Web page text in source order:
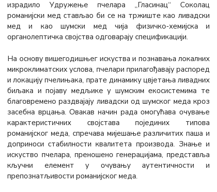
израдило Удружење пчелара „Гласинац“ Соколац
романијски мед стављао би се на тржиште као ливадски
мед и као шумски мед чија физичко-хемијска и
органолептичка својства одговарају спецификацији.
На основу вишегодишњег искуства и познавања локалних
микроклиматских услова, пчелари прилагођавају распоред
и локацију пчелињака, прате динамику цвјетања ливадних
биљака и појаву медљике у шумским екосистемима те
благовремено раздвајају ливадски од шумског меда кроз
засебна врцања. Овакав начин рада омогућава очување
карактеристичних својстава појединих типова
романијског меда, спречава мијешање различитих паша и
доприноси стабилности квалитета производа. Знање и
искуство пчелара, преношено генерацијама, представља
кључни елемент у очувању аутентичности и
препознатљивости романијског меда.